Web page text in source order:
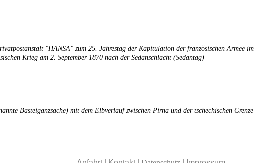
"HANSA" zum 25. Jahrestag der Kapitulation der französischen Armee im
Krieg am 2. September 1870 nach der Sedanschlacht (Sedantag)
Basteiganzsache) mit dem Elbverlauf zwischen Pirna und der tschechischen Grenze